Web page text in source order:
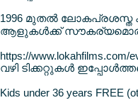
1996 മുതല്‍ ലോകപ്രശസ്ത
ആളുകള്‍ക്ക്
https://www.lokahfilms.com/
വഴി ടിക്കറ്റുകള്‍
Kids under 36 years FREE